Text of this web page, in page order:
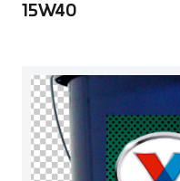
15W40